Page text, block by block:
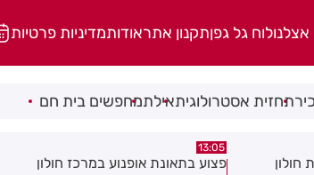
לוח גל גפןתקנון אתראודותמדיניות פרטיות
תחזית אסטרולוגיתאילתמחפשים בית חם
חולון
08:58
גופה נפלטה אל חוף בת ים